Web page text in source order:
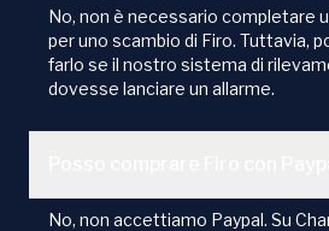
No, non è necessario completare
per uno scambio di Firo. Tuttavia,
farlo se il nostro sistema di
dovesse lanciare un allarme.
No, non accettiamo Paypal. Su